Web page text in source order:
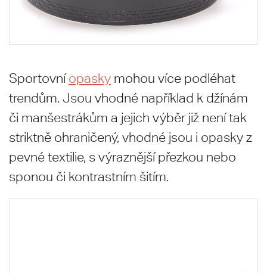
Sportovníopasky mohou více podléhat
trendům. Jsou vhodné například k džínám
či manšestrákům a jejich výběr již není tak
striktně ohraničený, vhodné jsou i opasky z
pevné textilie, s výraznější přezkou nebo
sponou či kontrastním šitím.